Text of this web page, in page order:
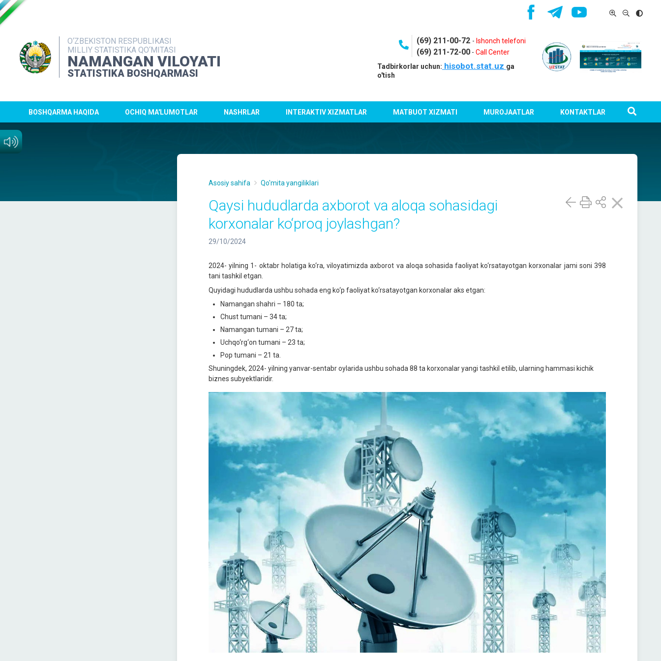
O‘ZBEKISTON RESPUBLIKASI
MILLIY STATISTIKA QO‘MITASI
NAMANGAN VILOYATI
STATISTIKA BOSHQARMASI
(69) 211-00-72 - Ishonch telefoni
(69) 211-72-00- Call Center
Tadbirkorlar uchun: hisobot.stat.uz ga
o'tish
BOSHQARMA HAQIDA OCHIQ MA'LUMOTLAR NASHRLAR INTERAKTIV XIZMATLAR MATBUOT XIZMATI MUROJAATLAR KONTAKTLAR
Asosiy sahifa Qo'mita yangiliklari
Qaysi hududlarda axborot va aloqa sohasidagi
korxonalar ko‘proq joylashgan?
29/10/2024
2024- yilning 1- oktabr holatiga ko‘ra, viloyatimizda axborot va aloqa sohasida faoliyat ko‘rsatayotgan korxonalar jami soni 398
tani tashkil etgan.
Quyidagi hududlarda ushbu sohada eng ko‘p faoliyat ko‘rsatayotgan korxonalar aks etgan:
Namangan shahri – 180 ta;
Chust tumani – 34 ta;
Namangan tumani – 27 ta;
Uchqo‘rg‘on tumani – 23 ta;
Pop tumani – 21 ta.
Shuningdek, 2024- yilning yanvar-sentabr oylarida ushbu sohada 88 ta korxonalar yangi tashkil etilib, ularning hammasi kichik
biznes subyektlaridir.